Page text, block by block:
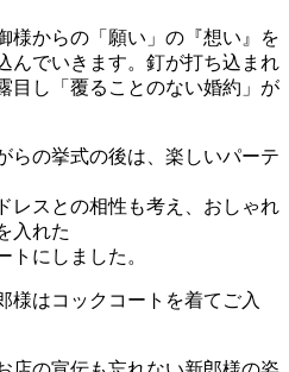
様からの「願い」の『想い』を
んでいきます。釘が打ち込まれ
目し「覆ることのない婚約」が
らの挙式の後は、楽しいパーテ
レスとの相性も考え、おしゃれ
入れた
トにしました。
様はコックコートを着てご入